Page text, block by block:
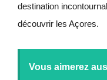
destination
découvrir les Açores.
Vous aimerez